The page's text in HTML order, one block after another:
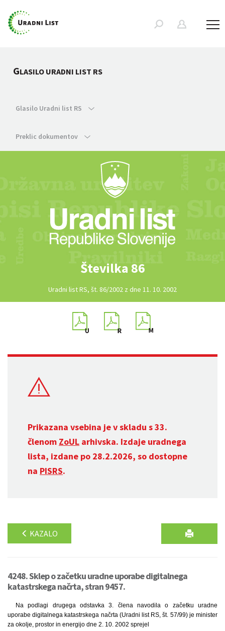
GLASILO URADNI LIST RS
Glasilo Uradni list RS
Preklic dokumentov
Številka 86
Uradni list RS, št. 86/2002 z dne 11. 10. 2002
Prikazana vsebina je v skladu s 33.
členom ZoUL arhivska. Izdaje uradnega
lista, izdane po 28.2.2026, so dostopne
na PISRS.
KAZALO
4248. Sklep o začetku uradne uporabe digitalnega
katastrskega načrta, stran 9457.
Na podlagi drugega odstavka 3. člena navodila o začetku uradne
uporabe digitalnega katastrskega načrta (Uradni list RS, št. 57/99) je minister
za okolje, prostor in energijo dne 2. 10. 2002 sprejel